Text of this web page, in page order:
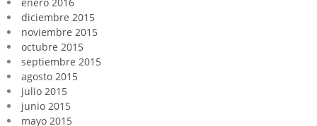
diciembre 2015
noviembre 2015
octubre 2015
septiembre 2015
agosto 2015
julio 2015
junio 2015
mayo 2015